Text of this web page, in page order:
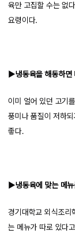
육만 고집할 수는 없
요령이다.
▶냉동육을 해동하면
이미 얼어 있던 고기
풍미나 품질이 저하
좋다.
▶냉동육에 맞는 메
경기대학교 외식조리
는 메뉴가 따로 있다